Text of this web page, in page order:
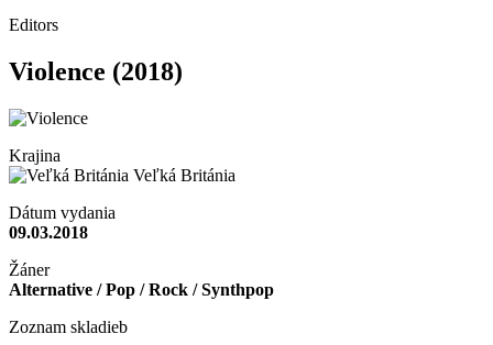
Editors
Violence (2018)
Krajina
Veľká Británia
Dátum vydania
09.03.2018
Žáner
Alternative / Pop / Rock / Synthpop
Zoznam skladieb